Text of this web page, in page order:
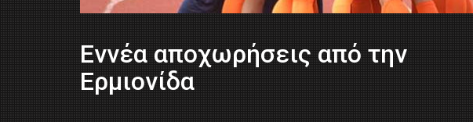
Εννέα αποχωρήσεις από την
Ερμιονίδα